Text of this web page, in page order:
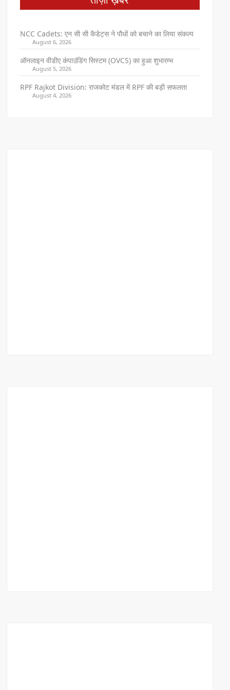
NCC Cadets: एन सी सी कैडेट्स ने पौधों को बचाने का लिया संकल्प
August 6, 2026
ऑनलाइन वीडीए कंपाउंडिंग सिस्टम (OVCS) का हुआ शुभारम्भ
August 5, 2026
RPF Rajkot Division: राजकोट मंडल में RPF की बड़ी सफलता
August 4, 2026